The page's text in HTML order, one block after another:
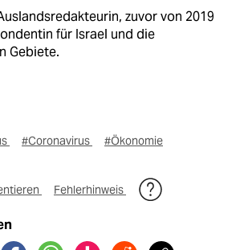
zuvor von 2019
für Israel und die
Gebiete.
#Coronavirus #Ökonomie
Fehlerhinweis